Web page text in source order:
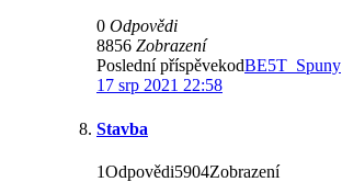
0 Odpovědi
8856 Zobrazení
Poslední příspěvekodBE5T_Spuny
17 srp 2021 22:58
Stavba
1Odpovědi5904Zobrazení